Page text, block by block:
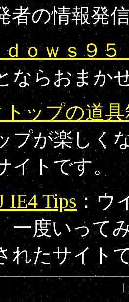
者の情報発
ｏｗｓ９５
ならおまか
ップの道具
プが楽しく
イトです。
IE4 Tips：ウ
一度いって
れたサイト
｜